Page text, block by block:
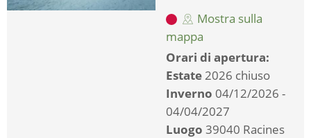
Mostra sulla
mappa
Orari di apertura:
Estate 2026 chiuso
Inverno 04/12/2026 -
04/04/2027
Luogo 39040 Racines